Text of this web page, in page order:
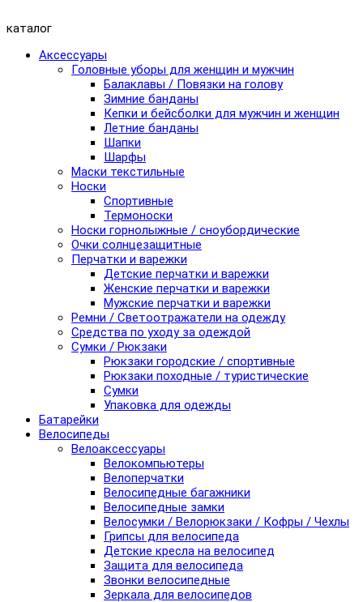
каталог
Аксессуары
Головные уборы для женщин и мужчин
Балаклавы / Повязки на голову
Зимние банданы
Кепки и бейсболки для мужчин и женщин
Летние банданы
Шапки
Шарфы
Маски текстильные
Носки
Спортивные
Термоноски
Носки горнолыжные / сноубордические
Очки солнцезащитные
Перчатки и варежки
Детские перчатки и варежки
Женские перчатки и варежки
Мужские перчатки и варежки
Ремни / Светоотражатели на одежду
Средства по уходу за одеждой
Сумки / Рюкзаки
Рюкзаки городские / спортивные
Рюкзаки походные / туристические
Сумки
Упаковка для одежды
Батарейки
Велосипеды
Велоаксессуары
Велокомпьютеры
Велоперчатки
Велосипедные багажники
Велосипедные замки
Велосумки / Велорюкзаки / Кофры / Чехлы
Грипсы для велосипеда
Детские кресла на велосипед
Защита для велосипеда
Звонки велосипедные
Зеркала для велосипедов